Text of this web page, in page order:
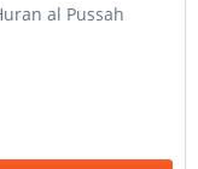
al Pussah